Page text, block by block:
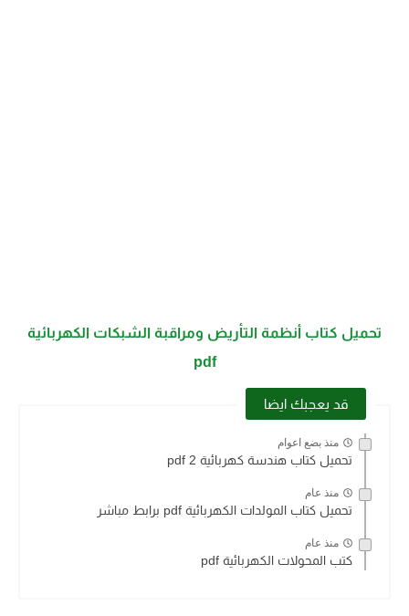
تحميل كتاب أنظمة التأريض ومراقبة الشبكات الكهربائية
pdf
قد يعجبك ايضا
منذ بضع اعوام
تحميل كتاب هندسة كهربائية 2 pdf
منذ عام
تحميل كتاب المولدات الكهربائية pdf برابط مباشر
منذ عام
كتب المحولات الكهربائية pdf